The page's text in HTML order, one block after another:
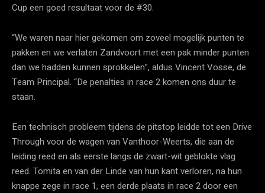
Cup een goed resultaat voor de #30.
“We waren naar hier gekomen om zoveel mogelijk punten te
pakken en we verlaten Zandvoort met een pak minder punten
dan we hadden kunnen sprokkelen”, aldus Vincent Vosse, de
Team Principal. “De penalties in race 2 komen ons duur te
staan.
Een technisch probleem tijdens de pitstop leidde tot een Drive
Through voor de wagen van Vanthoor-Weerts, die aan de
leiding reed en als eerste langs de zwart-wit geblokte vlag
reed. Tomita en van der Linde van hun kant verloren, na hun
knappe zege in race 1, een derde plaats in race 2 door een